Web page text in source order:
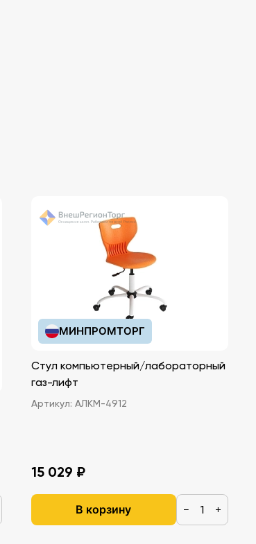
МИНПРОМТОРГ
Стул компьютерный/лабораторный
газ-лифт
Артикул: АЛКМ-4912
15 029 ₽
В корзину − +